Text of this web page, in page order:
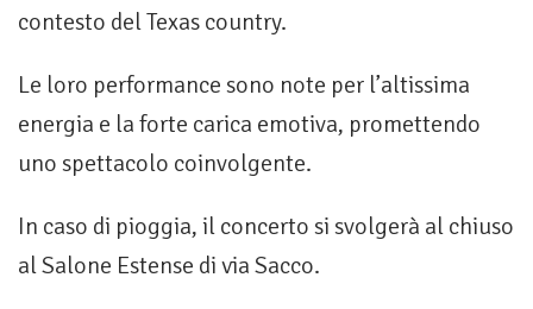
contesto del Texas country.
Le loro performance sono note per l’altissima
energia e la forte carica emotiva, promettendo
uno spettacolo coinvolgente.
In caso di pioggia, il concerto si svolgerà al chiuso
al Salone Estense di via Sacco.